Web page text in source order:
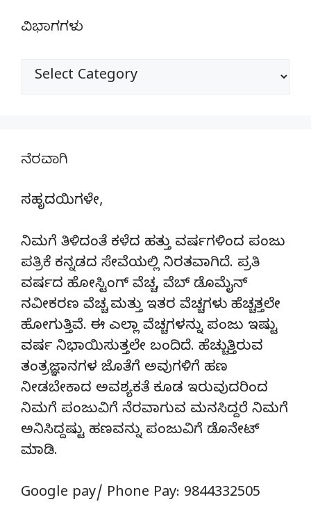
ವಿಭಾಗಗಳು
ವಿಭಾಗಗಳು
ನೆರವಾಗಿ
ಸಹೃದಯಿಗಳೇ,
ನಿಮಗೆ ತಿಳಿದಂತೆ ಕಳೆದ ಹತ್ತು ವರ್ಷಗಳಿಂದ ಪಂಜು
ಪತ್ರಿಕೆ ಕನ್ನಡದ ಸೇವೆಯಲ್ಲಿ ನಿರತವಾಗಿದೆ. ಪ್ರತಿ
ವರ್ಷದ ಹೋಸ್ಟಿಂಗ್‌ ವೆಚ್ಚ, ವೆಬ್‌ ಡೊಮೈನ್‌
ನವೀಕರಣ ವೆಚ್ಚ ಮತ್ತು ಇತರ ವೆಚ್ಚಗಳು ಹೆಚ್ಚತ್ತಲೇ
ಹೋಗುತ್ತಿವೆ. ಈ ಎಲ್ಲಾ ವೆಚ್ಚಗಳನ್ನು ಪಂಜು ಇಷ್ಟು
ವರ್ಷ ನಿಭಾಯಿಸುತ್ತಲೇ ಬಂದಿದೆ. ಹೆಚ್ಚುತ್ತಿರುವ
ತಂತ್ರಜ್ಞಾನಗಳ ಜೊತೆಗೆ ಅವುಗಳಿಗೆ ಹಣ
ನೀಡಬೇಕಾದ ಅವಶ್ಯಕತೆ ಕೂಡ ಇರುವುದರಿಂದ
ನಿಮಗೆ ಪಂಜುವಿಗೆ ನೆರವಾಗುವ ಮನಸಿದ್ದರೆ ನಿಮಗೆ
ಅನಿಸಿದ್ದಷ್ಟು ಹಣವನ್ನು ಪಂಜುವಿಗೆ ಡೊನೇಟ್‌
ಮಾಡಿ.
Google pay/ Phone Pay: 9844332505